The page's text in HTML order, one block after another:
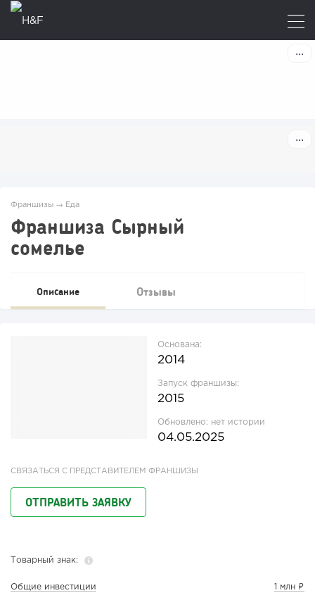
Франшизы → Еда
Франшиза Сырный
сомелье
Описание Отзывы
Основана:
2014
Запуск франшизы:
2015
Обновлено: нет истории
04.05.2025
СВЯЗАТЬСЯ С ПРЕДСТАВИТЕЛЕМ ФРАНШИЗЫ
ОТПРАВИТЬ ЗАЯВКУ
Товарный знак:
Общие инвестиции 1 млн ₽